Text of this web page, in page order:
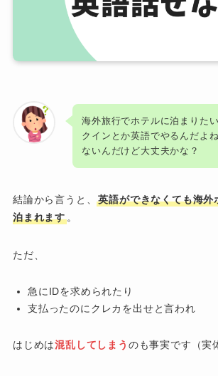
海外旅行でホテルに泊まりた
クインとか英語でやるんだよ
ないんだけど大丈夫かな？
結論から言うと、英語ができなくても海外
泊まれます。
ただ、
急にIDを求められたり
支払ったのにクレカを出せと言われ
はじめは混乱してしまう のも事実です（実